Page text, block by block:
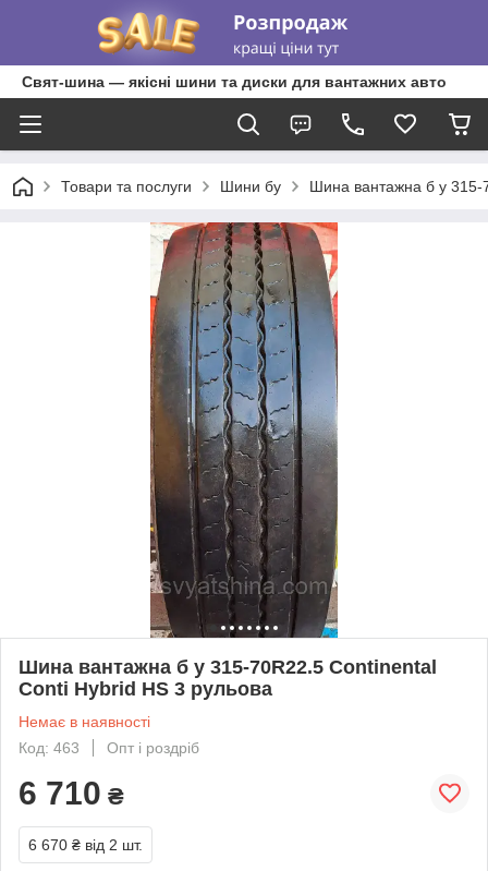
Свят-шина — якісні шини та диски для вантажних авто
Товари та послуги Шини бу Шина вантажна б у 315-
Шина вантажна б у 315-70R22.5 Continental
Conti Hybrid HS 3 рульова
Немає в наявності
Код: 463
Опт і роздріб
6 710 ₴
6 670 ₴ від 2 шт.